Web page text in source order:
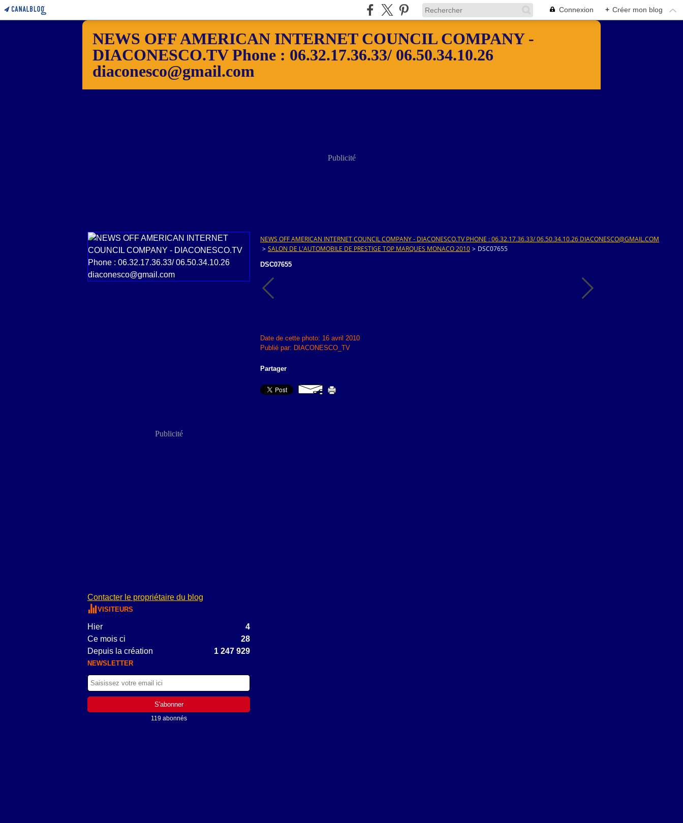
Connexion + Créer mon blog
NEWS OFF AMERICAN INTERNET COUNCIL COMPANY -
DIACONESCO.TV Phone : 06.32.17.36.33/ 06.50.34.10.26
diaconesco@gmail.com
Publicité
Publicité
Contacter le propriétaire du blog
VISITEURS
Hier
4
Ce mois ci
28
Depuis la création
1 247 929
NEWSLETTER
119 abonnés
NEWS OFF AMERICAN INTERNET COUNCIL COMPANY - DIACONESCO.TV PHONE : 06.32.17.36.33/ 06.50.34.10.26 DIACONESCO@GMAIL.COM
> SALON DE L'AUTOMOBILE DE PRESTIGE TOP MARQUES MONACO 2010 > DSC07655
DSC07655
Date de cette photo: 16 avril 2010
Publié par: DIACONESCO_TV
Partager